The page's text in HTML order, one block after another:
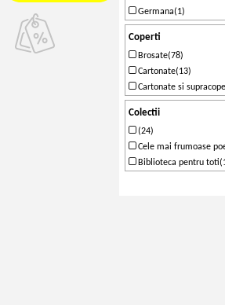
Forest Books(1)
Langues Etrangeres(1)
Stefan(1)
Minerva(1)
Fundatia Culturala
Forum(1)
Herra(1)
Germana(1)
Coperti
Brosate(78)
Cartonate(13)
Cartonate si
Colectii
(24)
Cele mai frumoase
Biblioteca pentru